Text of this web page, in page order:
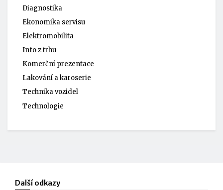
Diagnostika
Ekonomika servisu
Elektromobilita
Info z trhu
Komerční prezentace
Lakování a karoserie
Technika vozidel
Technologie
Další odkazy